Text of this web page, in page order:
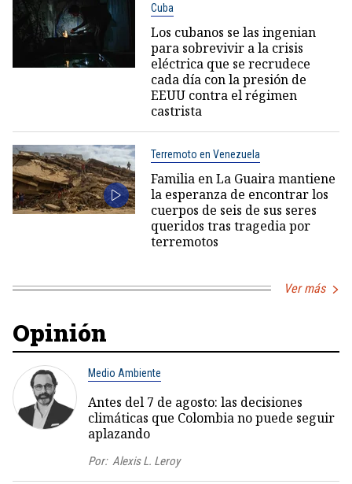
Cuba
Los cubanos se las ingenian
para sobrevivir a la crisis
eléctrica que se recrudece
cada día con la presión de
EEUU contra el régimen
castrista
Terremoto en Venezuela
Familia en La Guaira mantiene
la esperanza de encontrar los
cuerpos de seis de sus seres
queridos tras tragedia por
terremotos
Ver más
Opinión
Medio Ambiente
Antes del 7 de agosto: las decisiones
climáticas que Colombia no puede seguir
aplazando
Por: Alexis L. Leroy